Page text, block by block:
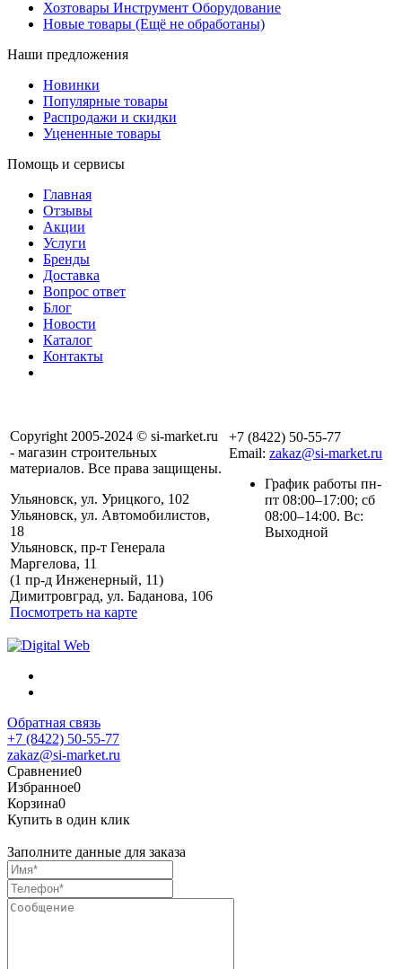
Хозтовары Инструмент Оборудование
Новые товары (Ещё не обработаны)
Наши предложения
Новинки
Популярные товары
Распродажи и скидки
Уцененные товары
Помощь и сервисы
Главная
Отзывы
Акции
Услуги
Бренды
Доставка
Вопрос ответ
Блог
Новости
Каталог
Контакты
Copyright 2005-2024 © si-market.ru
- магазин строительных
материалов. Все права защищены.
Ульяновск, ул. Урицкого, 102
Ульяновск, ул. Автомобилистов,
18
Ульяновск, пр-т Генерала
Маргелова, 11
(1 пр-д Инженерный, 11)
Димитровград, ул. Баданова, 106
Посмотреть на карте
+7 (8422) 50-55-77
Email: zakaz@si-market.ru
График работы пн-
пт 08:00–17:00; сб
08:00–14:00. Вс:
Выходной
Обратная связь
+7 (8422) 50-55-77
zakaz@si-market.ru
Сравнение0
Избранное0
Корзина0
Купить в один клик
Заполните данные для заказа